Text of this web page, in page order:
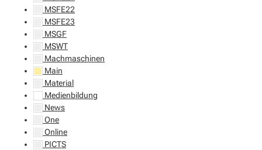
MSFE22
MSFE23
MSGF
MSWT
Machmaschinen
Main
Material
Medienbildung
News
One
Online
PICTS